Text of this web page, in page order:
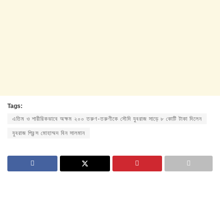
Tags:
এতিম ও শারীরিকভাবে অক্ষম ২০০ তরুণ-তরুণীকে সৌদি যুবরাজ সাড়ে ৮ কোটি টাকা দিলেন
যুবরাজ প্রিন্স মোহাম্মদ বিন সালমান